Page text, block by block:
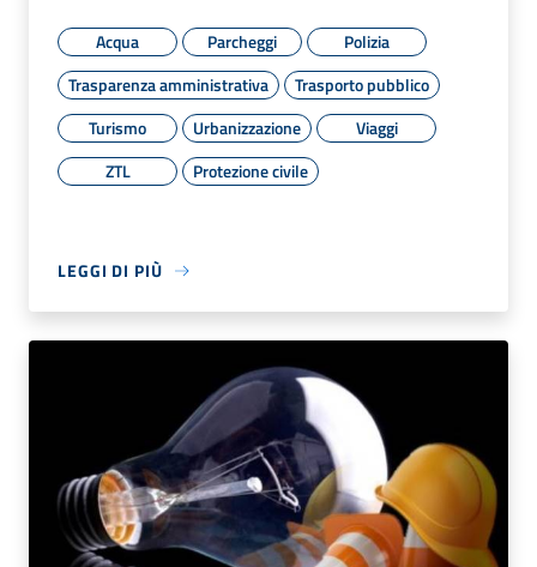
Acqua Parcheggi
Polizia
Trasparenza amministrativa
Trasporto pubblico
Turismo
Urbanizzazione
Viaggi
ZTL
Protezione civile
LEGGI DI PIÙ